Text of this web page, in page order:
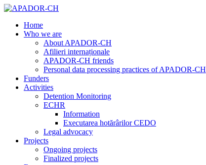
Home
Who we are
About APADOR-CH
Afilieri internaționale
APADOR-CH friends
Personal data processing practices of APADOR-CH
Funders
Activities
Detention Monitoring
ECHR
Information
Executarea hotărârilor CEDO
Legal advocacy
Projects
Ongoing projects
Finalized projects